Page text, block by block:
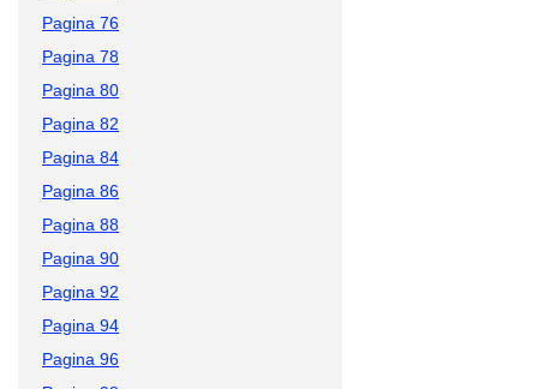
Pagina 76
Pagina 78
Pagina 80
Pagina 82
Pagina 84
Pagina 86
Pagina 88
Pagina 90
Pagina 92
Pagina 94
Pagina 96